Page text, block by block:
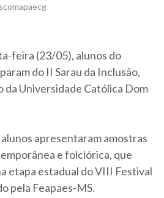
feira (23/05), alunos do
do II Sarau da Inclusão,
da Universidade Católica Dom
apresentaram amostras
e folclórica, que
etapa estadual do VIII Festival
pela Feapaes-MS.